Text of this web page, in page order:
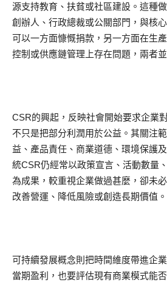
源支持教育、扶貧或社區建設。這種
創辦人、行政總裁或公關部門，與核
可以一方面慷慨捐款，另一方面在生
控制或供應鏈管理上存在問題，兩者
CSR的興起，反映社會開始要求企業
不只是把部分利潤用於公益。其關注
益、產品責任、商業道德、環境保護
統CSR仍經常以政策宣言、活動數量
為成果，較重視企業做過甚麼，卻未
改善營運、降低風險或創造長期價值。
可持續發展概念則把時間維度帶進企
當期盈利，也要評估現有商業模式能